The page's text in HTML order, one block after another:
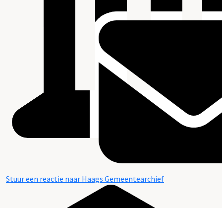
Stuur een reactie naar Haags Gemeentearchief